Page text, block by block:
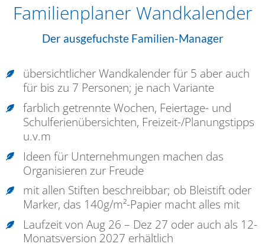
Familienplaner Wandkalender
Der ausgefuchste Familien-Manager
übersichtlicher Wandkalender für 5 aber auch
für bis zu 7 Personen; je nach Variante
farblich getrennte Wochen, Feiertage- und
Schulferienübersichten, Freizeit-/Planungstipps
u.v.m
Ideen für Unternehmungen machen das
Organisieren zur Freude
mit allen Stiften beschreibbar; ob Bleistift oder
Marker, das 140g/m²-Papier macht alles mit
Laufzeit von Aug 26 – Dez 27 oder auch als 12-
Monatsversion 2027 erhältlich